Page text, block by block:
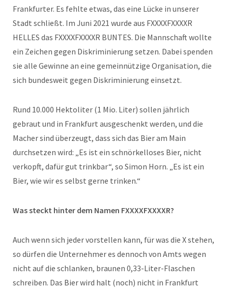
Frankfurter. Es fehlte etwas, das eine Lücke in unserer
Stadt schließt. Im Juni 2021 wurde aus FXXXXFXXXXR
HELLES das FXXXXFXXXXR BUNTES. Die Mannschaft wollte
ein Zeichen gegen Diskriminierung setzen. Dabei spenden
sie alle Gewinne an eine gemeinnützige Organisation, die
sich bundesweit gegen Diskriminierung einsetzt.
Rund 10.000 Hektoliter (1 Mio. Liter) sollen jährlich
gebraut und in Frankfurt ausgeschenkt werden, und die
Macher sind überzeugt, dass sich das Bier am Main
durchsetzen wird: „Es ist ein schnörkelloses Bier, nicht
verkopft, dafür gut trinkbar“, so Simon Horn. „Es ist ein
Bier, wie wir es selbst gerne trinken.“
Was steckt hinter dem Namen FXXXXFXXXXR?
Auch wenn sich jeder vorstellen kann, für was die X stehen,
so dürfen die Unternehmer es dennoch von Amts wegen
nicht auf die schlanken, braunen 0,33-Liter-Flaschen
schreiben. Das Bier wird halt (noch) nicht in Frankfurt